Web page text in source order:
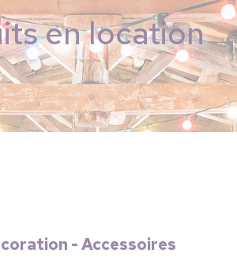
en location
- Accessoires